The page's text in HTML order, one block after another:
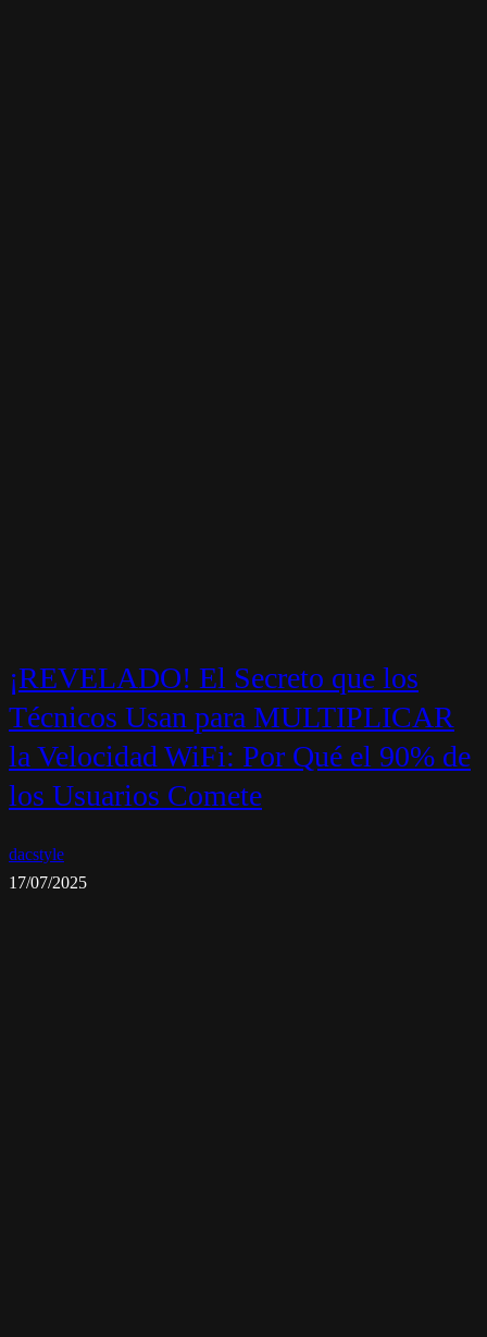
¡REVELADO! El Secreto que los
Técnicos Usan para MULTIPLICAR
la Velocidad WiFi: Por Qué el 90% de
los Usuarios Comete
dacstyle
17/07/2025